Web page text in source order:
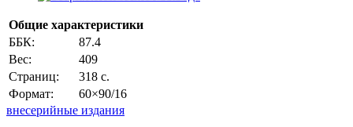
Общие характеристики
ББК:
87.4
Вес:
409
Страниц:
318 с.
Формат:
60×90/16
внесерийные издания